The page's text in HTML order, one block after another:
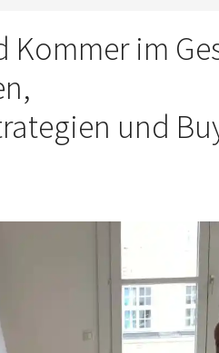
Kommer im
und